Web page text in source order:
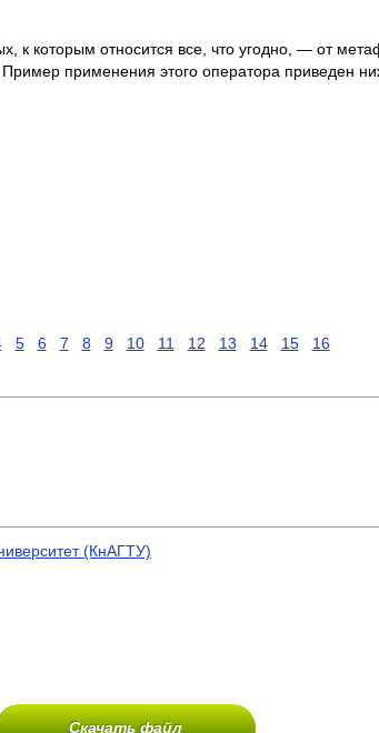
к которым относится все, что угодно, — от
Пример применения этого оператора приведен
5 6 7 8 9 10 11 12 13 14 15 16
(КнАГТУ)
Скачать файл